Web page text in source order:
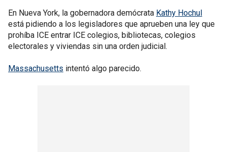
En Nueva York, la gobernadora demócrata Kathy Hochul
está pidiendo a los legisladores que aprueben una ley que
prohíba ICE entrar ICE colegios, bibliotecas, colegios
electorales y viviendas sin una orden judicial.
Massachusetts intentó algo parecido.